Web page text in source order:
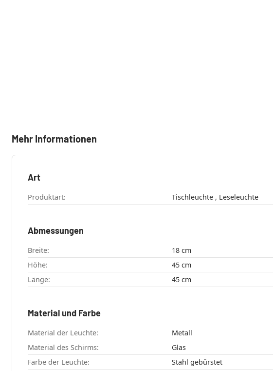
Mehr Informationen
Art
Produktart: Tischleuchte , Leseleuchte
Abmessungen
Breite:
18 cm
Höhe:
45 cm
Länge:
45 cm
Material und Farbe
Material der Leuchte:
Metall
Material des Schirms:
Glas
Farbe der Leuchte:
Stahl gebürstet